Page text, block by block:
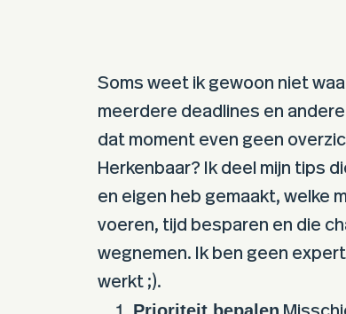
Soms weet ik gewoon niet
meerdere deadlines en
dat moment even geen
Herkenbaar? Ik deel mijn tips
en eigen heb gemaakt, welke
voeren, tijd besparen en die
wegnemen. Ik ben geen
werkt ;).